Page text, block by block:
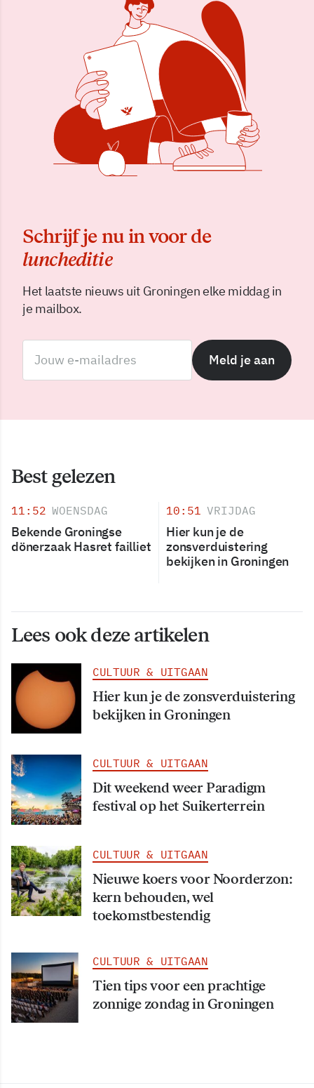
Schrijf je nu in voor de
luncheditie
Het laatste nieuws uit Groningen elke middag in
je mailbox.
Meld je aan
Best gelezen
11:52 WOENSDAG
Bekende Groningse
dönerzaak Hasret failliet
10:51 VRIJDAG
Hier kun je de
zonsverduistering
bekijken in Groningen
Lees ook deze artikelen
CULTUUR & UITGAAN
Hier kun je de zonsverduistering
bekijken in Groningen
CULTUUR & UITGAAN
Dit weekend weer Paradigm
festival op het Suikerterrein
CULTUUR & UITGAAN
Nieuwe koers voor Noorderzon:
kern behouden, wel
toekomstbestendig
CULTUUR & UITGAAN
Tien tips voor een prachtige
zonnige zondag in Groningen